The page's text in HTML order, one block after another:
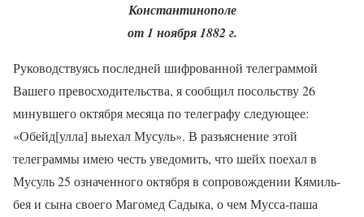
Константинополе
от 1 ноября 1882 г.
Руководствуясь последней шифрованной телеграммой
Вашего превосходительства, я сообщил посольству 26
минувшего октября месяца по телеграфу следующее:
«Обейд[улла] выехал Мусуль». В разъяснение этой
телеграммы имею честь уведомить, что шейх поехал в
Мусуль 25 означенного октября в сопровождении Кямиль-
бея и сына своего Магомед Садыка, о чем Мусса-паша